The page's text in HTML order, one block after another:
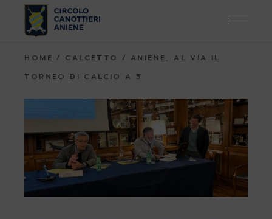
content
HOME CALCETTO
ANIENE, AL VIA IL
TORNEO DI CALCIO A 5